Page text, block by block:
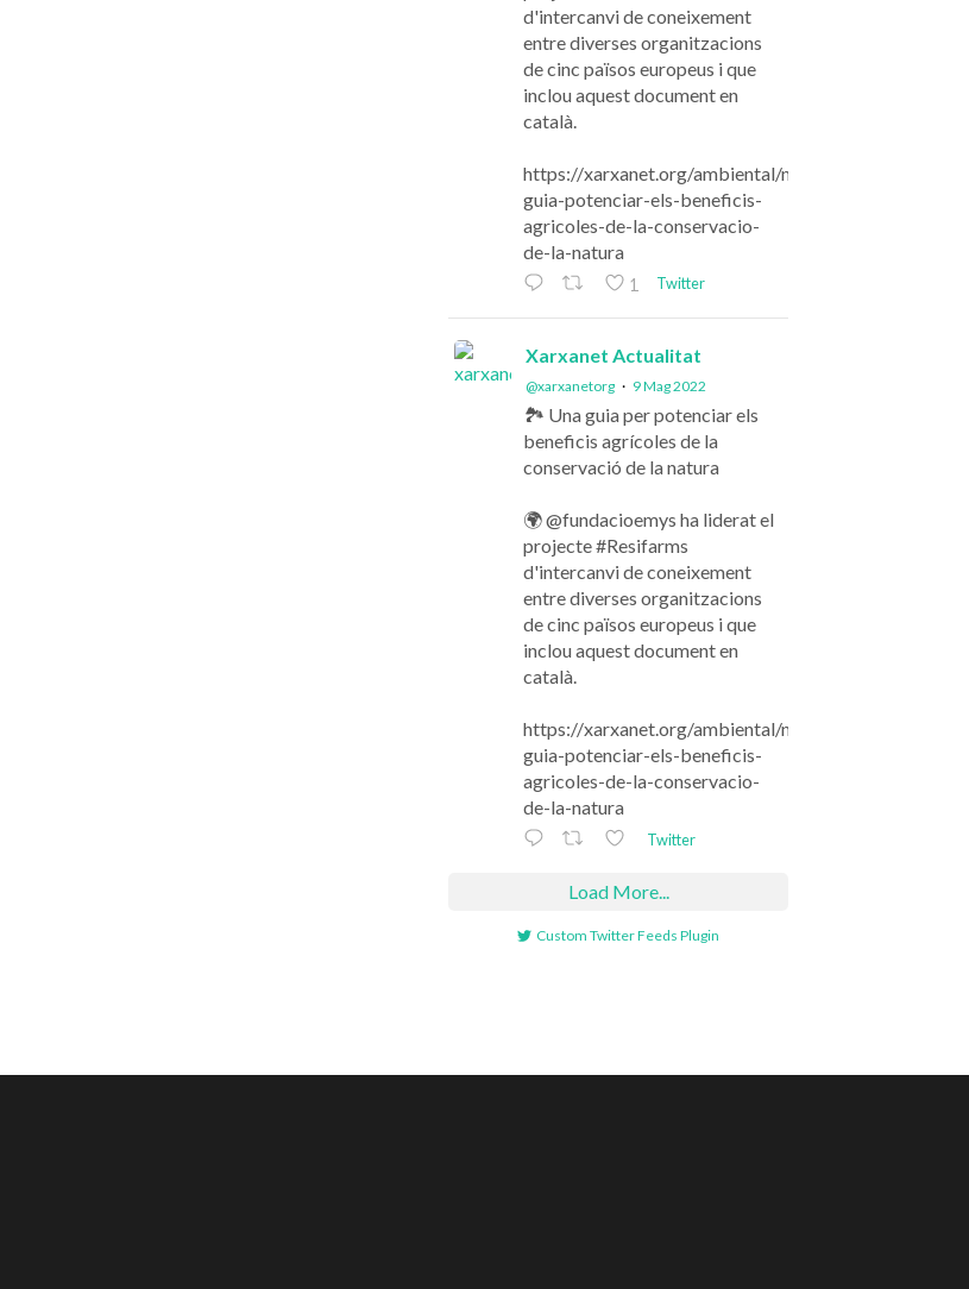
d'intercanvi de coneixement
entre diverses organitzacions
de cinc països europeus i que
inclou aquest document en
català.
https://xarxanet.org/ambiental/noticies/una-
guia-potenciar-els-beneficis-
agricoles-de-la-conservacio-
de-la-natura
1 Twitter
Xarxanet Actualitat
@xarxanetorg · 9 Mag 2022
🏞️ Una guia per potenciar els
beneficis agrícoles de la
conservació de la natura
🌍 @fundacioemys ha liderat el
projecte #Resifarms
d'intercanvi de coneixement
entre diverses organitzacions
de cinc països europeus i que
inclou aquest document en
català.
https://xarxanet.org/ambiental/noticies/una-
guia-potenciar-els-beneficis-
agricoles-de-la-conservacio-
de-la-natura
Twitter
Load More...
Custom Twitter Feeds Plugin